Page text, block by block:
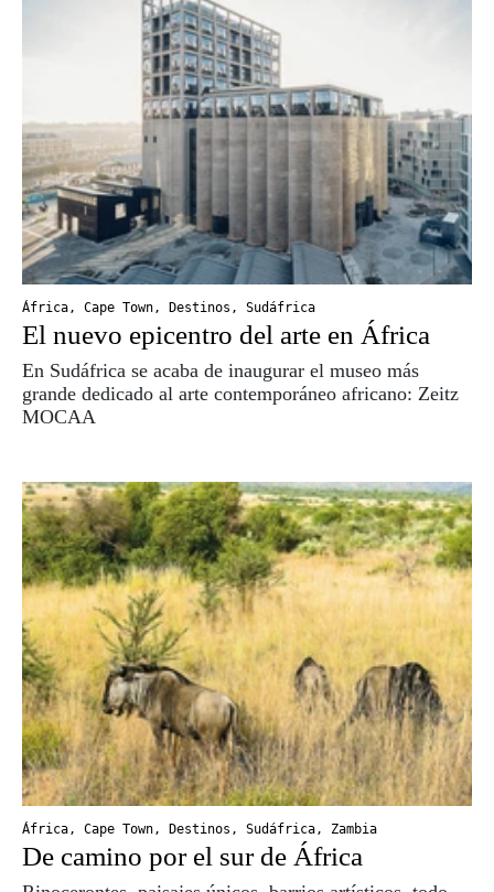
África , Cape Town , Destinos , Sudáfrica
El nuevo epicentro del arte en África
En Sudáfrica se acaba de inaugurar el museo más
grande dedicado al arte contemporáneo africano: Zeitz
MOCAA
África, Cape Town, Destinos , Sudáfrica, Zambia
De camino por el sur de África